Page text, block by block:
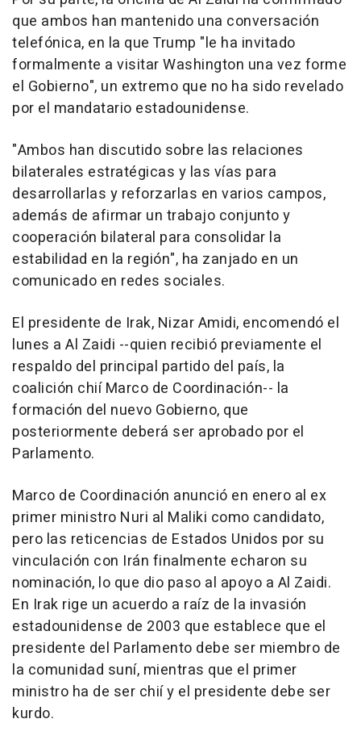
que ambos han mantenido una conversación
telefónica, en la que Trump "le ha invitado
formalmente a visitar Washington una vez forme
el Gobierno", un extremo que no ha sido revelado
por el mandatario estadounidense.
"Ambos han discutido sobre las relaciones
bilaterales estratégicas y las vías para
desarrollarlas y reforzarlas en varios campos,
además de afirmar un trabajo conjunto y
cooperación bilateral para consolidar la
estabilidad en la región", ha zanjado en un
comunicado en redes sociales.
El presidente de Irak, Nizar Amidi, encomendó el
lunes a Al Zaidi --quien recibió previamente el
respaldo del principal partido del país, la
coalición chií Marco de Coordinación-- la
formación del nuevo Gobierno, que
posteriormente deberá ser aprobado por el
Parlamento.
Marco de Coordinación anunció en enero al ex
primer ministro Nuri al Maliki como candidato,
pero las reticencias de Estados Unidos por su
vinculación con Irán finalmente echaron su
nominación, lo que dio paso al apoyo a Al Zaidi.
En Irak rige un acuerdo a raíz de la invasión
estadounidense de 2003 que establece que el
presidente del Parlamento debe ser miembro de
la comunidad suní, mientras que el primer
ministro ha de ser chií y el presidente debe ser
kurdo.